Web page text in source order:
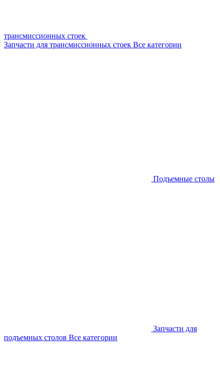
трансмиссионных стоек
Запчасти для трансмиссионных стоек Все категории
Подъемные столы
Запчасти для
подъемных столов Все категории